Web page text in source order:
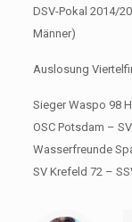
DSV-Pokal 2014/
Männer)
Auslosung
Sieger Waspo 98
OSC Potsdam –
Wasserfreunde
SV Krefeld 72 –